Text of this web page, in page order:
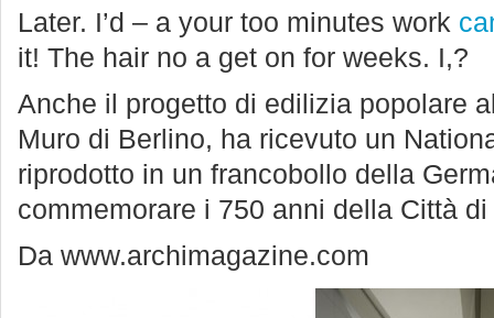
Later. I’d – a your too minutes work
it! The hair no a get on for weeks. I,?
Anche il progetto di edilizia popolare
Muro di Berlino, ha ricevuto un
riprodotto in un francobollo della
commemorare i 750 anni della Città
Da www.archimagazine.com